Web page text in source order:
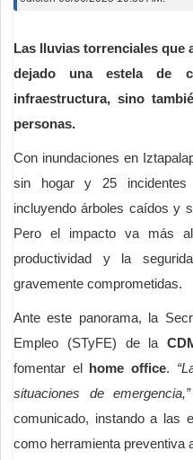
Las lluvias torrenciales que
dejado una estela de
infraestructura, sino
personas.
Con inundaciones en
sin hogar y 25 incidentes
incluyendo árboles caídos y
Pero el impacto va más
productividad y la
gravemente comprometidas.
Ante este panorama, la
Empleo (STyFE) de la
fomentar el home office.
situaciones de emergencia,”
comunicado, instando a las
como herramienta preventiva